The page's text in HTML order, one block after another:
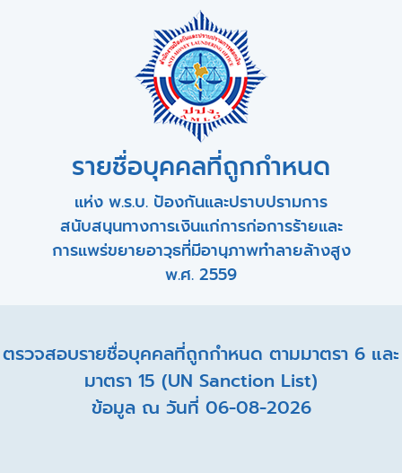
รายชื่อบุคคลที่ถูกกำหนด
แห่ง พ.ร.บ. ป้องกันและปราบปรามการ
สนับสนุนทางการเงินแก่การก่อการร้ายและ
การแพร่ขยายอาวุธที่มีอานุภาพทำลายล้างสูง
พ.ศ. 2559
ตรวจสอบรายชื่อบุคคลที่ถูกกำหนด ตามมาตรา 6 และ
มาตรา 15 (UN Sanction List)
ข้อมูล ณ วันที่ 06-08-2026